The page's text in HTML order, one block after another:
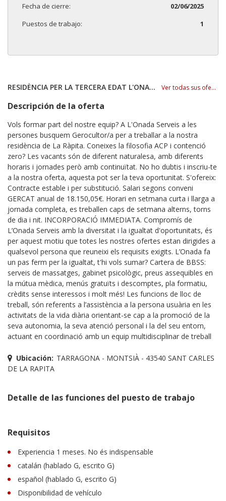
Fecha de cierre:
02/06/2025
Puestos de trabajo:
1
RESIDÈNCIA PER LA TERCERA EDAT L'ONADA SL Ver todas sus ofertas
Descripción de la oferta
Vols formar part del nostre equip? A L'Onada Serveis a les
persones busquem Gerocultor/a per a treballar a la nostra
residència de La Ràpita. Coneixes la filosofia ACP i contenció
zero? Les vacants són de diferent naturalesa, amb diferents
horaris i jornades però amb continuïtat. No ho dubtis i inscriu-te
a la nostra oferta, aquesta pot ser la teva oportunitat. S'ofereix:
Contracte estable i per substitució. Salari segons conveni
GERCAT anual de 18.150,05€. Horari en setmana curta i llarga a
jornada completa, es treballen caps de setmana alterns, torns
de dia i nit. INCORPORACIÓ IMMEDIATA. Compromís de
L’Onada Serveis amb la diversitat i la igualtat d'oportunitats, és
per aquest motiu que totes les nostres ofertes estan dirigides a
qualsevol persona que reuneixi els requisits exigits. L’Onada fa
un pas ferm per la igualtat, t'hi vols sumar? Cartera de BBSS:
serveis de massatges, gabinet psicològic, preus assequibles en
la mútua mèdica, menús gratuïts i descomptes, pla formatiu,
crèdits sense interessos i molt més! Les funcions de lloc de
treball, són referents a l’assistència a la persona usuària en les
activitats de la vida diària orientant-se cap a la promoció de la
seva autonomia, la seva atenció personal i la del seu entorn,
actuant en coordinació amb un equip multidisciplinar de treball
Ubicación: TARRAGONA - MONTSIÀ - 43540 SANT CARLES
DE LA RAPITA
Detalle de las funciones del puesto de trabajo
Requisitos
Experiencia 1 meses. No és indispensable
catalán (hablado G, escrito G)
español (hablado G, escrito G)
Disponibilidad de vehículo